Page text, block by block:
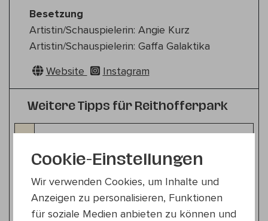
Besetzung
Artistin/Schauspielerin: Angie Kurz
Artistin/Schauspielerin: Gaffa Galaktika
Website
Instagram
Weitere Tipps für Reithofferpark
10:30 — 11:30
15., Reithofferpark
LEMOUR – Physical Theatre
Imagine – A Modern Mime Tale
Cookie-Einstellungen
Wir verwenden Cookies, um Inhalte und
Anzeigen zu personalisieren, Funktionen
für soziale Medien anbieten zu können und